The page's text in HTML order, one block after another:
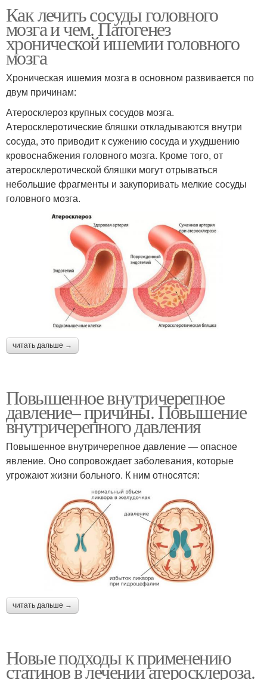
Как лечить сосуды головного
мозга и чем. Патогенез
хронической ишемии головного
мозга
Хроническая ишемия мозга в основном развивается по
двум причинам:
Атеросклероз крупных сосудов мозга.
Атеросклеротические бляшки откладываются внутри
сосуда, это приводит к сужению сосуда и ухудшению
кровоснабжения головного мозга. Кроме того, от
атеросклеротической бляшки могут отрываться
небольшие фрагменты и закупоривать мелкие сосуды
головного мозга.
читать дальше →
Повышенное внутричерепное
давление– причины. Повышение
внутричерепного давления
Повышенное внутричерепное давление — опасное
явление. Оно сопровождает заболевания, которые
угрожают жизни больного. К ним относятся:
читать дальше →
Новые подходы к применению
статинов в лечении атеросклероза.